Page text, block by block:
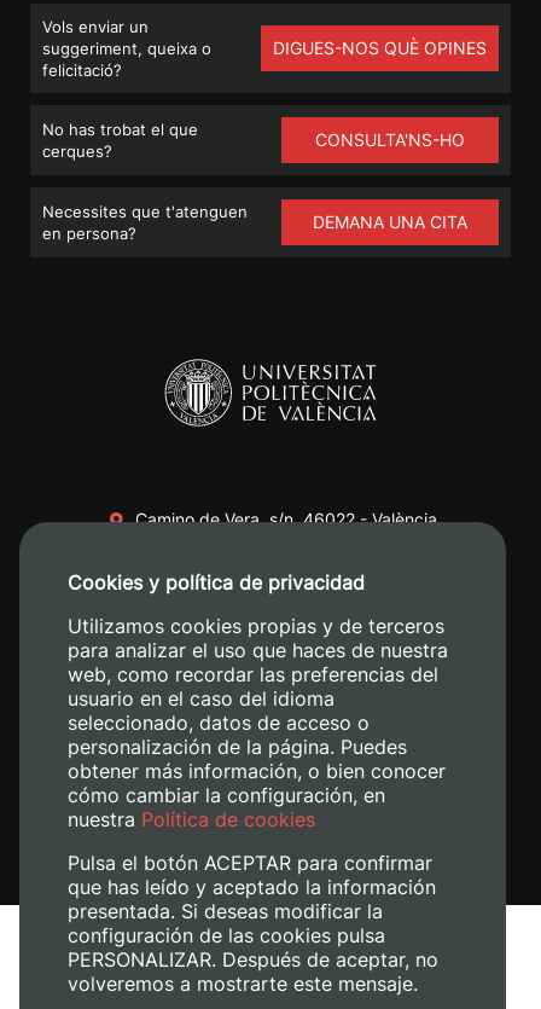
Vols enviar un
suggeriment, queixa o
felicitació?
DIGUES-NOS QUÈ OPINES
No has trobat el que
cerques?
CONSULTA'NS-HO
Necessites que t'atenguen
en persona?
DEMANA UNA CITA
Camino de Vera, s/n. 46022 - València
+34 620 04 00 50
Avís legal
Política de cookies
Cookies y política de privacidad
Utilizamos cookies propias y de terceros
para analizar el uso que haces de nuestra
web, como recordar las preferencias del
usuario en el caso del idioma
seleccionado, datos de acceso o
personalización de la página. Puedes
obtener más información, o bien conocer
cómo cambiar la configuración, en
nuestra Política de cookies
Pulsa el botón ACEPTAR para confirmar
que has leído y aceptado la información
presentada. Si deseas modificar la
configuración de las cookies pulsa
PERSONALIZAR. Después de aceptar, no
volveremos a mostrarte este mensaje.